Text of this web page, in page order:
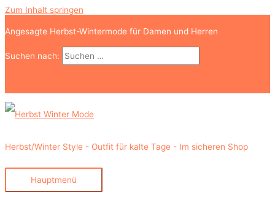
Zum Inhalt springen
Angesagte Herbst-Wintermode für Damen und Herren
Suchen nach:
Herbst/Winter Style - Outfit für kalte Tage - Im sicheren Shop
Hauptmenü